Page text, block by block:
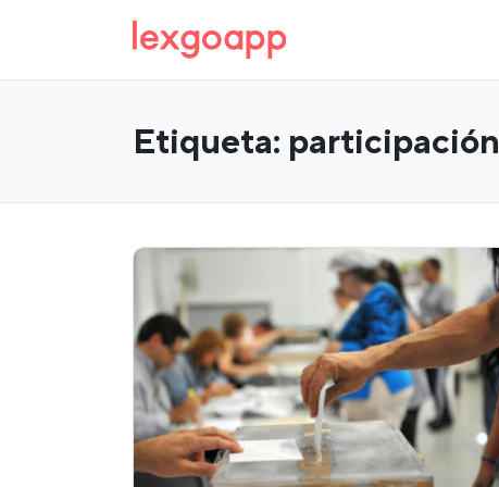
Etiqueta: participación